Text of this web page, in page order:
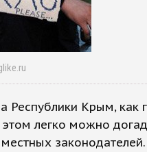
Республики Крым, как
легко можно